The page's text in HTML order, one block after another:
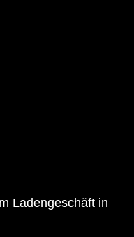
Ladengeschäft in